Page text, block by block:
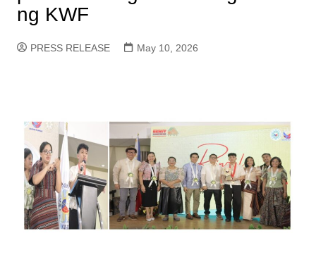
ng KWF
PRESS RELEASE May 10, 2026